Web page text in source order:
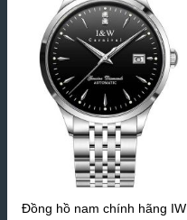
Đồng hồ nam chính hãng IW